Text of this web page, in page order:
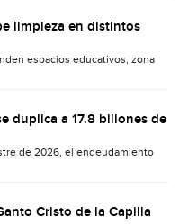
limpieza en distintos
espacios educativos, zona
duplica a 17.8 billones de
de 2026, el endeudamiento
Cristo de la Capilla